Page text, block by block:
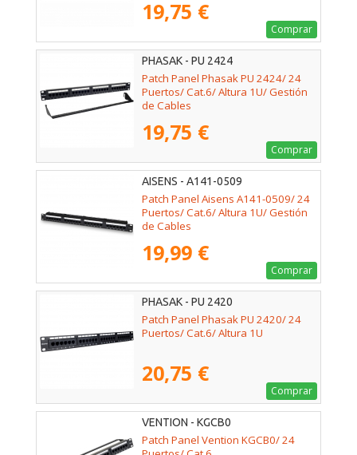
19,75 €
Comprar
PHASAK - PU 2424
Patch Panel Phasak PU 2424/ 24
Puertos/ Cat.6/ Altura 1U/ Gestión
de Cables
19,75 €
Comprar
AISENS - A141-0509
Patch Panel Aisens A141-0509/ 24
Puertos/ Cat.6/ Altura 1U/ Gestión
de Cables
19,99 €
Comprar
PHASAK - PU 2420
Patch Panel Phasak PU 2420/ 24
Puertos/ Cat.6/ Altura 1U
20,75 €
Comprar
VENTION - KGCB0
Patch Panel Vention KGCB0/ 24